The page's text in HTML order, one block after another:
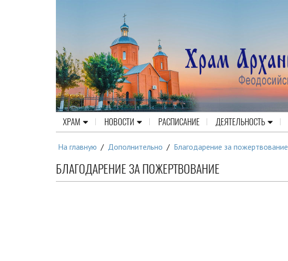
ХРАМ НОВОСТИ РАСПИСАНИЕ ДЕЯТЕЛЬНОСТЬ
На главную / Дополнительно / Благодарение за пожертвование
БЛАГОДАРЕНИЕ ЗА ПОЖЕРТВОВАНИЕ